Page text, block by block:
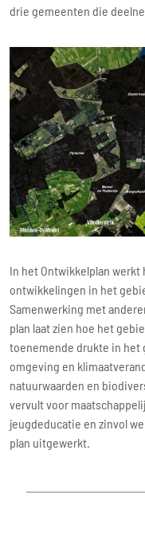
drie gemeenten die
In het Ontwikkelplan
ontwikkelingen in het
Samenwerking met
plan laat zien hoe het
toenemende drukte in het
omgeving en
natuurwaarden en
vervult voor
jeugdeducatie en zinvol
plan uitgewerkt.